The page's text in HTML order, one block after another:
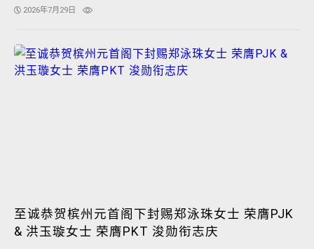
2026年7月29日
至诚恭贺槟州元首阁下封赐郑泳珠女士 荣膺PJK
& 洪玉璇女士 荣膺PKT 浚勋衔志庆